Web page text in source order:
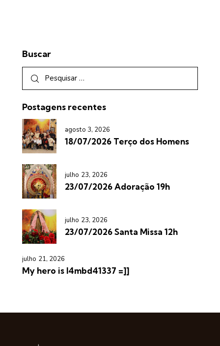
Buscar
Postagens recentes
agosto 3, 2026
18/07/2026 Terço dos Homens
julho 23, 2026
23/07/2026 Adoração 19h
julho 23, 2026
23/07/2026 Santa Missa 12h
julho 21, 2026
My hero is l4mbd41337 =]]